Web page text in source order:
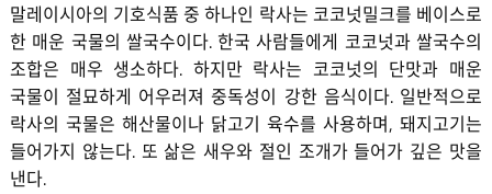
말레이시아의 기호식품 중 하나인 락사는 코코넛밀크를 베이스로
한 매운 국물의 쌀국수이다. 한국 사람들에게 코코넛과 쌀국수의
조합은 매우 생소하다. 하지만 락사는 코코넛의 단맛과 매운
국물이 절묘하게 어우러져 중독성이 강한 음식이다. 일반적으로
락사의 국물은 해산물이나 닭고기 육수를 사용하며, 돼지고기는
들어가지 않는다. 또 삶은 새우와 절인 조개가 들어가 깊은 맛을
낸다.